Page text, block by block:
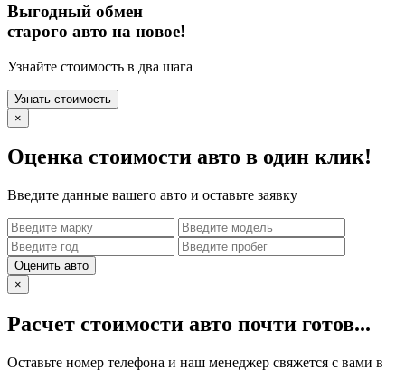
Выгодный обмен
старого авто на новое!
Узнайте стоимость в два шага
Узнать стоимость
×
Оценка стоимости авто в один клик!
Введите данные вашего авто и оставьте заявку
Оценить авто
×
Расчет стоимости авто почти готов...
Оставьте номер телефона и наш менеджер свяжется с вами в